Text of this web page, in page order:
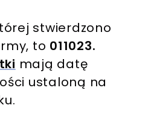
stwierdzono
to 011023.
mają datę
ustaloną na